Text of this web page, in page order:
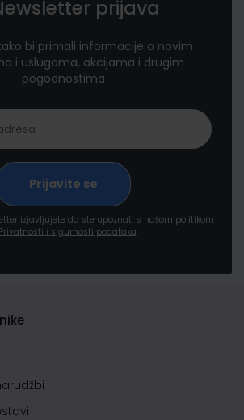
prijava
bi primali informacije o novim
i uslugama, akcijama i drugim
pogodnostima
izjavljujete da ste upoznati s našom politikom
Privatnosti i sigurnosti podataka